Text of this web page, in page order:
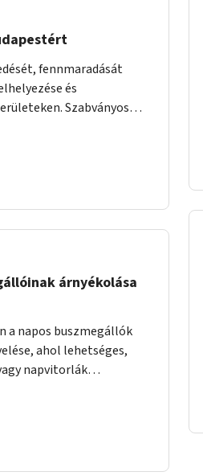
fennmaradását
és
Szabványos
árnyékolása
a napos buszmegállók
ahol lehetséges,
napvitorlák